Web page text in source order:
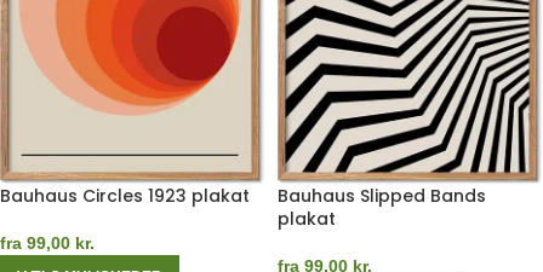
Bauhaus Circles 1923 plakat
fra 99,00 kr.
Bauhaus Slipped Bands
plakat
fra 99,00 kr.